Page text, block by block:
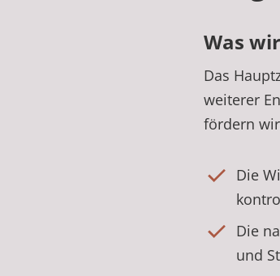
Was
Das
weiterer
fördern
Die
Die
und